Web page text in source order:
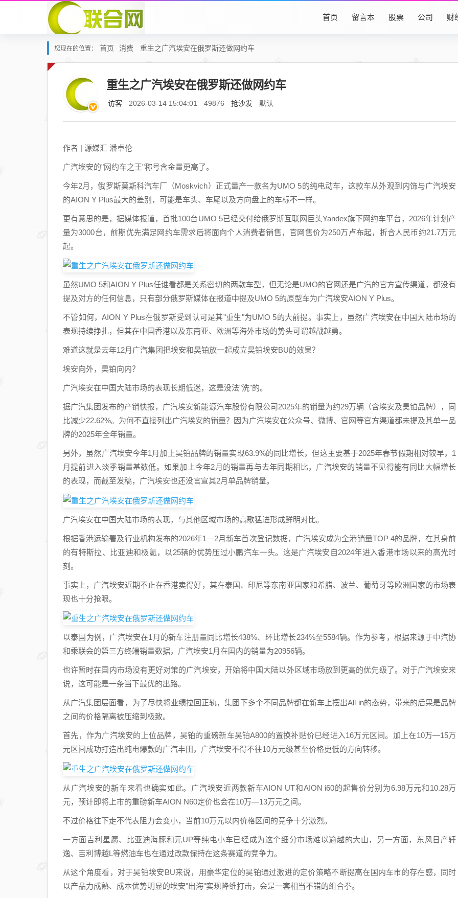
首页 留言本 股票 公司 财
您现在的位置： 首页 消费 重生之广汽埃安在俄罗斯还做网约车
重生之广汽埃安在俄罗斯还做网约车
访客 2026-03-14 15:04:01 49876 抢沙发 默认
作者 | 源媒汇 潘卓伦
广汽埃安的"网约车之王"称号含金量更高了。
今年2月，俄罗斯莫斯科汽车厂（Moskvich）正式量产一款名为UMO 5的纯电动车，这款车从外观到内饰与广汽埃安
的AION Y Plus最大的差别，可能是车头、车尾以及方向盘上的车标不一样。
更有意思的是，据媒体报道，首批100台UMO 5已经交付给俄罗斯互联网巨头Yandex旗下网约车平台，2026年计划产
量为3000台，前期优先满足网约车需求后将面向个人消费者销售，官网售价为250万卢布起，折合人民币约21.7万元
起。
虽然UMO 5和AION Y Plus任谁看都是关系密切的两款车型，但无论是UMO的官网还是广汽的官方宣传渠道，都没有
提及对方的任何信息，只有部分俄罗斯媒体在报道中提及UMO 5的原型车为广汽埃安AION Y Plus。
不管如何，AION Y Plus在俄罗斯受到认可是其"重生"为UMO 5的大前提。事实上，虽然广汽埃安在中国大陆市场的
表现持续挣扎，但其在中国香港以及东南亚、欧洲等海外市场的势头可谓越战越勇。
难道这就是去年12月广汽集团把埃安和昊铂放一起成立昊铂埃安BU的效果？
埃安向外，昊铂向内？
广汽埃安在中国大陆市场的表现长期低迷，这是没法"洗"的。
据广汽集团发布的产销快报，广汽埃安新能源汽车股份有限公司2025年的销量为约29万辆（含埃安及昊铂品牌），同
比减少22.62%。为何不直接列出广汽埃安的销量？因为广汽埃安在公众号、微博、官网等官方渠道都未提及其单一品
牌的2025年全年销量。
另外，虽然广汽埃安今年1月加上昊铂品牌的销量实现63.9%的同比增长，但这主要基于2025年春节假期相对较早，1
月提前进入淡季销量基数低。如果加上今年2月的销量再与去年同期相比，广汽埃安的销量不见得能有同比大幅增长
的表现，而截至发稿，广汽埃安也还没官宣其2月单品牌销量。
广汽埃安在中国大陆市场的表现，与其他区域市场的高歌猛进形成鲜明对比。
根据香港运输署及行业机构发布的2026年1—2月新车首次登记数据，广汽埃安成为全港销量TOP 4的品牌，在其身前
的有特斯拉、比亚迪和极氪，以25辆的优势压过小鹏汽车一头。这是广汽埃安自2024年进入香港市场以来的高光时
刻。
事实上，广汽埃安近期不止在香港卖得好，其在泰国、印尼等东南亚国家和希腊、波兰、葡萄牙等欧洲国家的市场表
现也十分抢眼。
以泰国为例，广汽埃安在1月的新车注册量同比增长438%、环比增长234%至5584辆。作为参考，根据来源于中汽协
和乘联会的第三方终端销量数据，广汽埃安1月在国内的销量为20956辆。
也许暂时在国内市场没有更好对策的广汽埃安，开始将中国大陆以外区域市场放到更高的优先级了。对于广汽埃安来
说，这可能是一条当下最优的出路。
从广汽集团层面看，为了尽快将业绩拉回正轨，集团下多个不同品牌都在新车上摆出All in的态势，带来的后果是品牌
之间的价格隔离被压缩到极致。
首先，作为广汽埃安的上位品牌，昊铂的重磅新车昊铂A800的置换补贴价已经进入16万元区间。加上在10万—15万
元区间成功打造出纯电爆款的广汽丰田，广汽埃安不得不往10万元级甚至价格更低的方向转移。
从广汽埃安的新车来看也确实如此。广汽埃安近两款新车AION UT和AION i60的起售价分别为6.98万元和10.28万
元，预计即将上市的重磅新车AION N60定价也会在10万—13万元之间。
不过价格往下走不代表阻力会变小，当前10万元以内价格区间的竞争十分激烈。
一方面吉利星愿、比亚迪海豚和元UP等纯电小车已经成为这个细分市场难以逾越的大山，另一方面，东风日产轩
逸、吉利博越L等燃油车也在通过改款保持在这条赛道的竞争力。
从这个角度看，对于昊铂埃安BU来说，用豪华定位的昊铂通过激进的定价策略不断提高在国内车市的存在感，同时
以产品力成熟、成本优势明显的埃安"出海"实现降维打击，会是一套相当不错的组合拳。